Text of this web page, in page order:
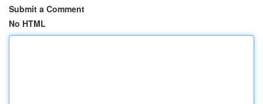
Submit a Comment
No HTML